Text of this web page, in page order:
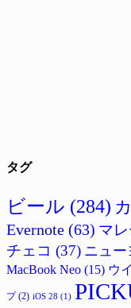
タグ
ビール (284)
Evernote (63) マ
チェコ (37) ニュー
MacBook Neo (15) ウ
プ(2) iOS 28 (1)